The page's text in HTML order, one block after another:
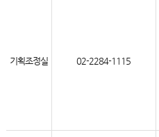
기획조정실 02-2284-1115